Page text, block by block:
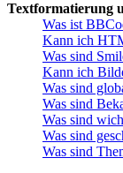
Textformatierung
Was ist
Kann ich
Was sind
Kann ich
Was sind
Was sind
Was sind
Was sind
Was sind